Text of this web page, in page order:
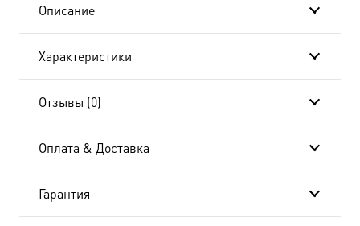
Описание
Характеристики
Отзывы (0)
Оплата & Доставка
Гарантия